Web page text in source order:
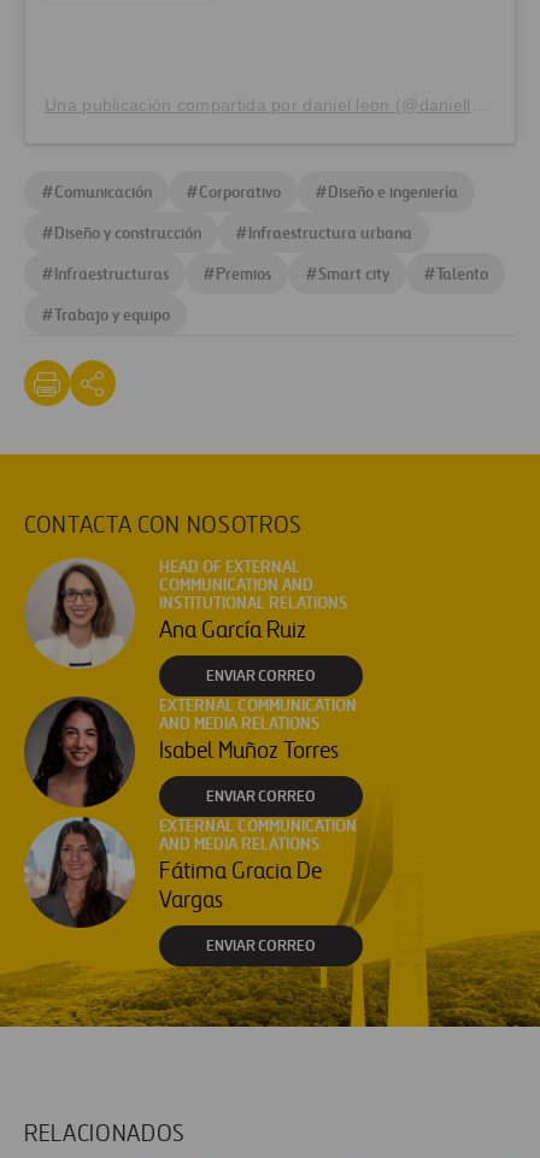
#Comunicación #Corporativo #Diseño e ingeniería
#Diseño y construcción #Infraestructura urbana
#Infraestructuras #Premios #Smart city #Talento
#Trabajo y equipo
CONTACTA CON NOSOTROS
HEAD OF EXTERNAL
COMMUNICATION AND
INSTITUTIONAL RELATIONS
Ana García Ruiz
ENVIAR CORREO
EXTERNAL COMMUNICATION
AND MEDIA RELATIONS
Isabel Muñoz Torres
ENVIAR CORREO
EXTERNAL COMMUNICATION
AND MEDIA RELATIONS
Fátima Gracia De
Vargas
ENVIAR CORREO
RELACIONADOS